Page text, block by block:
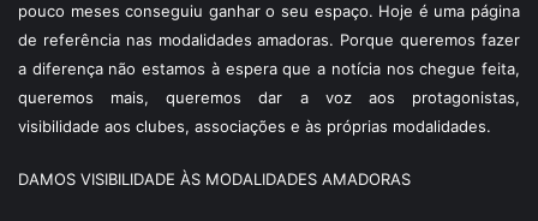
pouco meses conseguiu ganhar o seu espaço. Hoje é uma página
de referência nas modalidades amadoras. Porque queremos fazer
a diferença não estamos à espera que a notícia nos chegue feita,
queremos mais, queremos dar a voz aos protagonistas,
visibilidade aos clubes, associações e às próprias modalidades.
DAMOS VISIBILIDADE ÀS MODALIDADES AMADORAS